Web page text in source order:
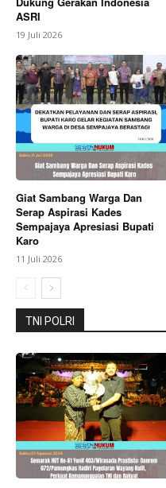
Company
About
Contact us
Subscription Plans
Berita Lainnya Kasrem
Upacara Peringatan
Udara Tahun 2026
ASRI
19 Juli 2026
Giat Sambang Warga Dan
Serap Aspirasi Kades
Sempajaya Apresiasi Bupati
Karo
11 Juli 2026
TNI POLRI